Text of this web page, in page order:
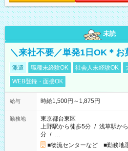
未読
＼来社不要／単発1日OK＊お
派遣 職種未経験OK 社会人未経験OK
WEB登録・面接OK
給与 時給1,500円～1,875円
勤務地
東京都台東区
上野駅から徒歩5分 / 浅草駅か
分 / …
■物流センターなど ■勤務地